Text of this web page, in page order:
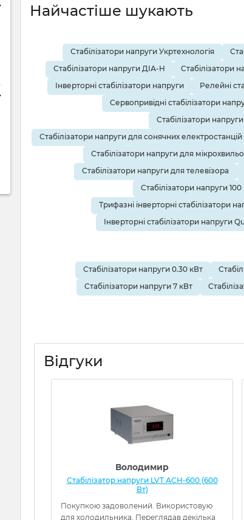
Найчастіше шукають
Стабілізатори напруги Укртехнологія
Стабілізатори напруги ДІА-Н
Стабілізатори
Інверторні стабілізатори напруги
Релейні
Сервопривідні стабілізатори
Стабілізатори
Стабілізатори напруги для сонячних
Стабілізатори напруги для
Стабілізатори напруги для телевізора
Стабілізатори напруги
Трифазні інверторні стабілізатори
Інверторні стабілізатори напруги
Стабілізатори напруги 0.30 кВт
Стабілізатори напруги 7 кВт
Відгуки
Володимир
Стабілізатор напруги LVT АСН-600 (600
Вт)
Покупкою задоволений. Використовую
для холодильника. Переглядав декілька